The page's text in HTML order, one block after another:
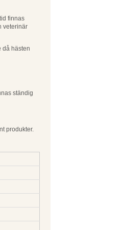
finnas
veterinär
då hästen
ständig
produkter.